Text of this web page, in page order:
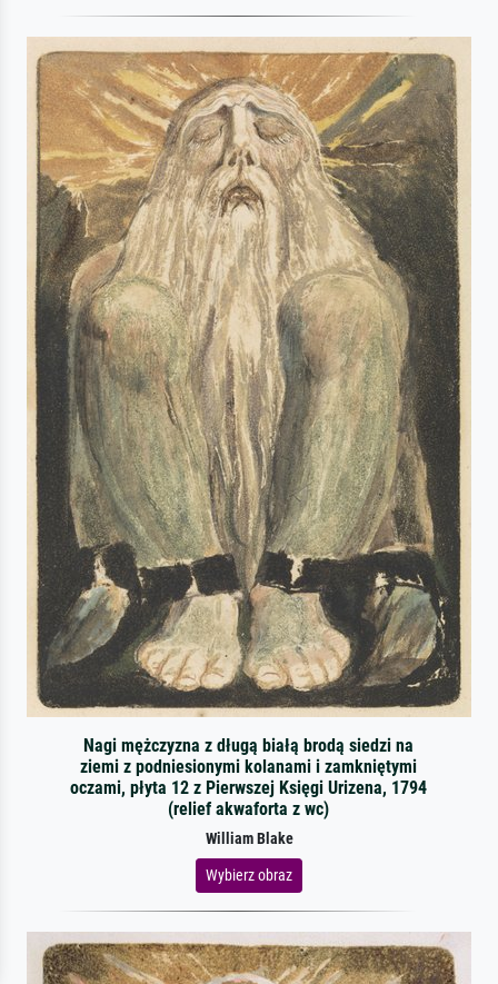
Nagi mężczyzna z długą białą brodą siedzi na
ziemi z podniesionymi kolanami i zamkniętymi
oczami, płyta 12 z Pierwszej Księgi Urizena, 1794
(relief akwaforta z wc)
William Blake
Wybierz obraz